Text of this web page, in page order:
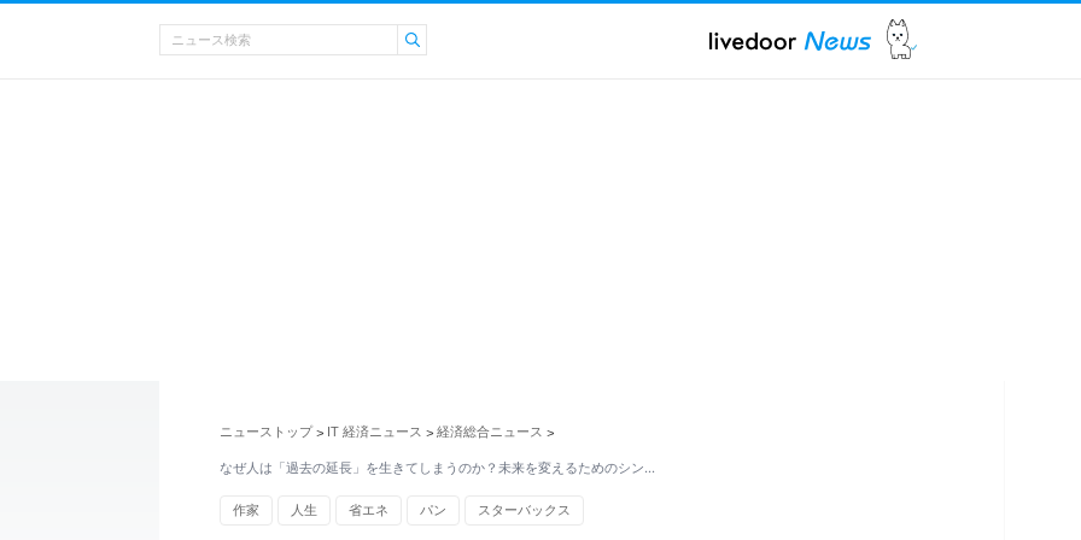
ニューストップ > IT 経済ニュース > 経済総合ニュース >
なぜ人は「過去の延長」を生きてしまうのか？未来を変えるためのシン…
作家 人生 省エネ パン スターバックス